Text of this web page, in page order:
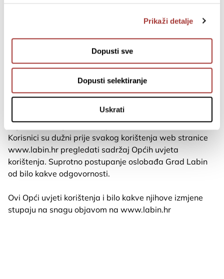
Prikaži detalje
Dopusti sve
Dopusti selektiranje
Uskrati
svake odgovornosti za štetu koja je mogla nastati
trećih osoba, računalnih virusa, prekidom u
komunikacijskoj liniji, neovlaštenim pristupom,
neprikladnim ponašanjem, nemarom i slično te drugih
slučajeva za koje nije odgovoran vlasnik stranice.
Grad Labin zadržava pravo da u bilo kojem trenutku i
bez prethodne najave ukine ili izmijeni sadržaj Općih
uvjeta korištenja ili sadržaj web stranice www.labin.hr.
Korisnici su dužni prije svakog korištenja web stranice
www.labin.hr pregledati sadržaj Općih uvjeta
korištenja. Suprotno postupanje oslobađa Grad Labin
od bilo kakve odgovornosti.
Ovi Opći uvjeti korištenja i bilo kakve njihove izmjene
stupaju na snagu objavom na www.labin.hr